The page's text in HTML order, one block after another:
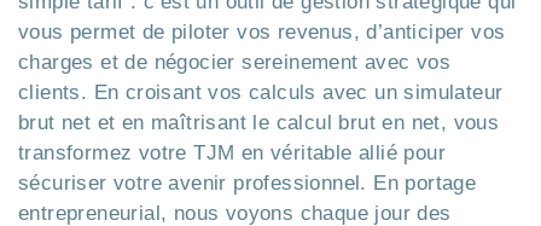
vous permet de piloter vos revenus, d’anticiper vos
charges et de négocier sereinement avec vos
clients. En croisant vos calculs avec un simulateur
brut net et en maîtrisant le calcul brut en net, vous
transformez votre TJM en véritable allié pour
sécuriser votre avenir professionnel. En portage
entrepreneurial, nous voyons chaque jour des